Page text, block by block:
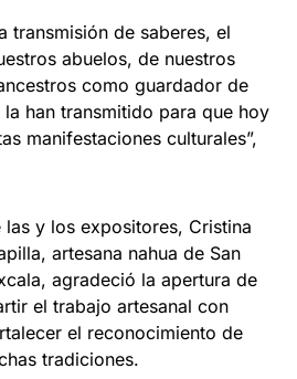
transmisión de saberes, el
abuelos, de nuestros
como guardador de
han transmitido para que hoy
manifestaciones culturales”,
las y los expositores, Cristina
artesana nahua de San
agradeció la apertura de
el trabajo artesanal con
el reconocimiento de
tradiciones.